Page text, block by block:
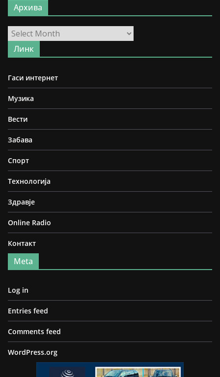
Архива
Архива
Линк
Гаси интернет
Музика
Вести
Забава
Спорт
Технологија
Здравје
Online Radio
Контакт
Meta
Log in
Entries feed
Comments feed
WordPress.org